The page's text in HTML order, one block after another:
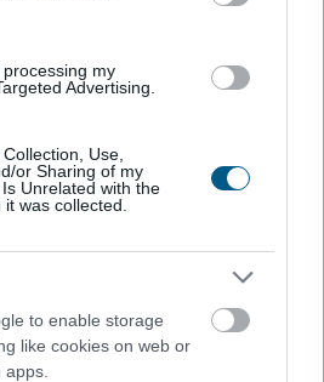
my
Advertising.
Use,
or Sharing of my
Unrelated with the
was collected.
to enable storage
like cookies on web or
indexe az időjárási,
aggodalmak közepette